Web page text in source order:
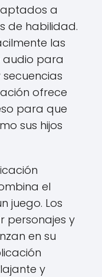
a
de habilidad.
las
audio para
ofrece
para que
sus hijos
el
juego. Los
personajes y
en su
y